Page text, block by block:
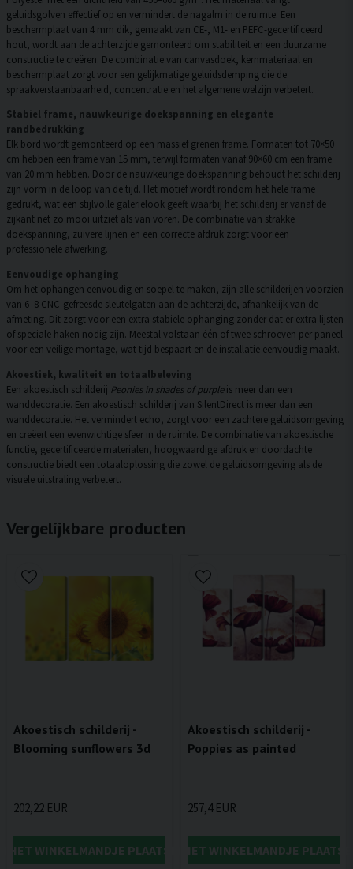
geluidsgolven effectief op en vermindert de nagalm in de ruimte. Een
beschermplaat van 4 mm dik, gemaakt van CE-, M1- en PEFC-gecertificeerd
hout, wordt aan de achterzijde gemonteerd om stabiliteit en een duurzame
constructie te creëren. De combinatie van canvasdoek, kernmateriaal en
beschermplaat zorgt voor een gelijkmatige geluidsdemping die de
spraakverstaanbaarheid, concentratie en het algemene welzijn verbetert.
Stabiel frame, nauwkeurige doekspanning en elegante
randbedrukking
Elk bord wordt gemonteerd op een massief grenen frame. Formaten tot 70×50
cm hebben een frame van 15 mm, terwijl formaten vanaf 90×60 cm een frame
van 20 mm hebben. Door de nauwkeurige doekspanning behoudt het schilderij
zijn vorm in de loop van de tijd. Het motief wordt rondom het hele frame
gedrukt, wat een stijlvolle galerielook geeft waarbij het schilderij er vanaf de
zijkant net zo mooi uitziet als van voren. De combinatie van strakke
doekspanning, zuivere lijnen en een correcte afdruk zorgt voor een
professionele afwerking.
Eenvoudige ophanging
Om het ophangen eenvoudig en soepel te maken, zijn alle schilderijen voorzien
van 6–8 CNC-gefreesde sleutelgaten aan de achterzijde, afhankelijk van de
afmeting. Dit zorgt voor een extra stabiele ophanging zonder dat er extra lijsten
of speciale haken nodig zijn. Meestal volstaan één of twee schroeven per paneel
voor een veilige montage, wat tijd bespaart en de installatie eenvoudig maakt.
Akoestiek, kwaliteit en totaalbeleving
Een akoestisch schilderij Peonies in shades of purpleis meer dan een
wanddecoratie. Een akoestisch schilderij van SilentDirect is meer dan een
wanddecoratie. Het vermindert echo, zorgt voor een zachtere geluidsomgeving
en creëert een evenwichtige sfeer in de ruimte. De combinatie van akoestische
functie, gecertificeerde materialen, hoogwaardige afdruk en doordachte
constructie biedt een totaaloplossing die zowel de geluidsomgeving als de
visuele uitstraling verbetert.
Vergelijkbare producten
Akoestisch schilderij -
Blooming sunflowers 3d
202,22 EUR
HET WINKELMANDJE PLAATSEN
Akoestisch schilderij -
Poppies as painted
257,4 EUR
IN HET WINKELMANDJE